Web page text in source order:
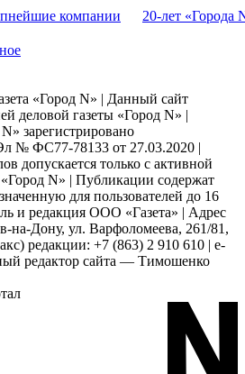
компании 20-лет «Города
«Город N» | Данный сайт
деловой газеты «Город N» |
зарегистрировано
№ ФС77-78133 от 27.03.2020 |
допускается только с активной
N» | Публикации содержат
для пользователей до 16
и редакция ООО «Газета» | Адрес
на-Дону, ул. Варфоломеева, 261/81,
редакции: +7 (863) 2 910 610 | e-
редактор сайта — Тимошенко